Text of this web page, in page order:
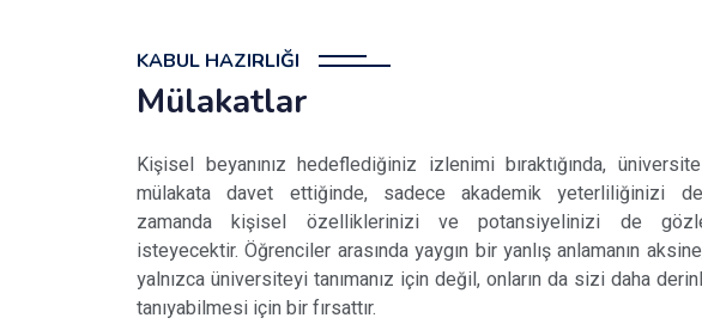
KABUL HAZIRLIĞI
Mülakatlar
Kişisel beyanınız hedeflediğiniz izlenimi bıraktığında,
mülakata davet ettiğinde, sadece akademik yeterliliğinizi
zamanda kişisel özelliklerinizi ve potansiyelinizi de
isteyecektir. Öğrenciler arasında yaygın bir yanlış anlamanın
yalnızca üniversiteyi tanımanız için değil, onların da sizi daha
tanıyabilmesi için bir fırsattır.